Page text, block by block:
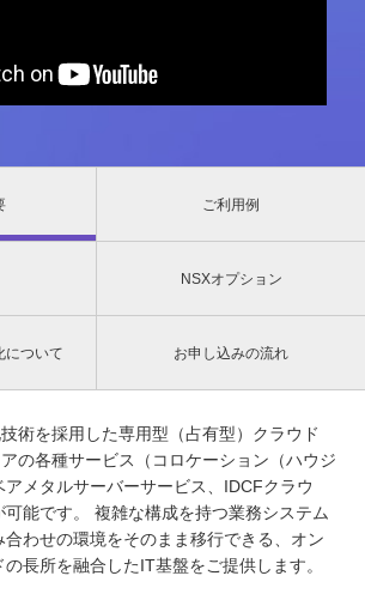
ご利用例
NSXオプション
について お申し込みの流れ
術を採用した専用型（占有型）クラウド
の各種サービス（コロケーション（ハウジ
アメタルサーバーサービス、IDCFクラウ
可能です。 複雑な構成を持つ業務システム
わせの環境をそのまま移行できる、オン
長所を融合したIT基盤をご提供します。